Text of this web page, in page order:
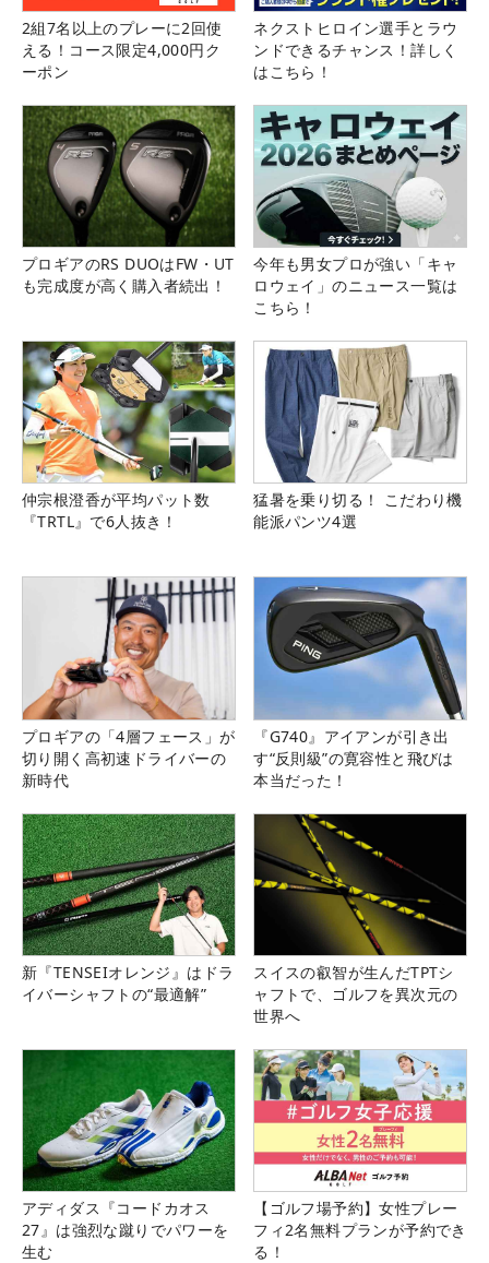
2組7名以上のプレーに2回使
える！コース限定4,000円ク
ーポン
ネクストヒロイン選手とラウ
ンドできるチャンス！詳しく
はこちら！
プロギアのRS DUOはFW・UT
も完成度が高く購入者続出！
今年も男女プロが強い「キャ
ロウェイ」のニュース一覧は
こちら！
仲宗根澄香が平均パット数
『TRTL』で6人抜き！
猛暑を乗り切る！ こだわり機
能派パンツ4選
プロギアの「4層フェース」が
切り開く高初速ドライバーの
新時代
『G740』アイアンが引き出
す“反則級”の寛容性と飛びは
本当だった！
新『TENSEIオレンジ』はドラ
イバーシャフトの“最適解”
スイスの叡智が生んだTPTシ
ャフトで、ゴルフを異次元の
世界へ
アディダス『コードカオス
27』は強烈な蹴りでパワーを
生む
【ゴルフ場予約】女性プレー
フィ2名無料プランが予約でき
る！